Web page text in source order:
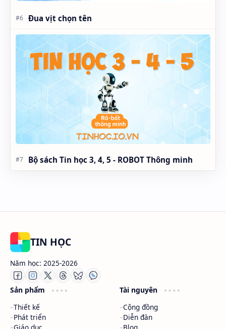
Đua vịt chọn tên
Bộ sách Tin học 3, 4, 5 - ROBOT Thông minh
TIN HỌC
Năm học: 2025-2026
Sản phẩm
Thiết kế
Phát triển
Tài nguyên
Cộng đồng
Diễn đàn